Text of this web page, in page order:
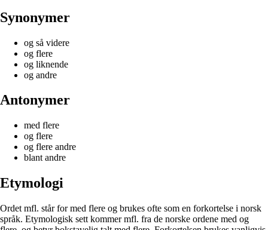
Synonymer
og så videre
og flere
og liknende
og andre
Antonymer
med flere
og flere
og flere andre
blant andre
Etymologi
Ordet mfl. står for med flere og brukes ofte som en forkortelse i norsk
språk. Etymologisk sett kommer mfl. fra de norske ordene med og